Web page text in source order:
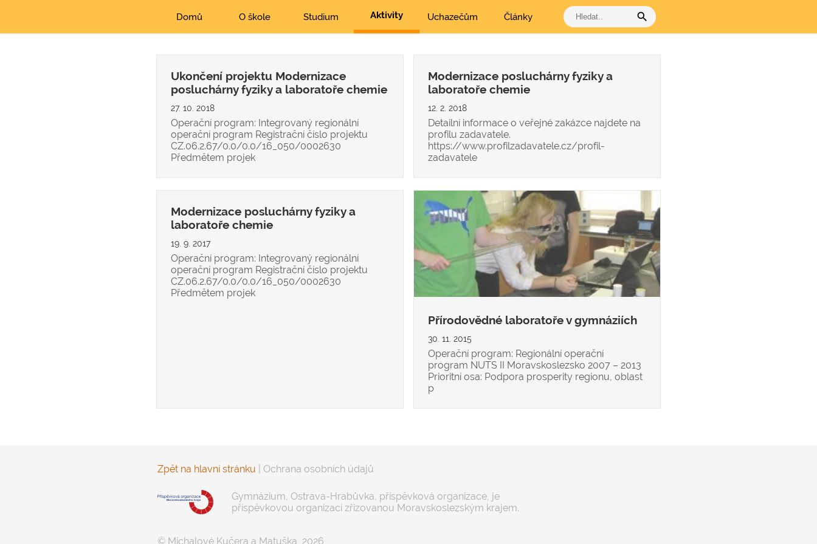
Domů O škole Studium Aktivity Uchazečům Články search
Ukončení projektu Modernizace
posluchárny fyziky a laboratoře chemie
27. 10. 2018
Operační program: Integrovaný regionální
operační program Registrační číslo projektu
CZ.06.2.67/0.0/0.0/16_050/0002630
Předmětem projek
Modernizace posluchárny fyziky a
laboratoře chemie
12. 2. 2018
Detailní informace o veřejné zakázce najdete na
profilu zadavatele.
https://www.profilzadavatele.cz/profil-
zadavatele
Modernizace posluchárny fyziky a
laboratoře chemie
19. 9. 2017
Operační program: Integrovaný regionální
operační program Registrační číslo projektu
CZ.06.2.67/0.0/0.0/16_050/0002630
Předmětem projek
Přírodovědné laboratoře v gymnáziích
30. 11. 2015
Operační program: Regionální operační
program NUTS II Moravskoslezsko 2007 – 2013
Prioritní osa: Podpora prosperity regionu, oblast
p
Zpět na hlavní stránku Ochrana osobních údajů
Gymnázium, Ostrava-Hrabůvka, příspěvková organizace, je
příspěvkovou organizací zřizovanou Moravskoslezským krajem.
© Michalové Kučera a Matuška, 2026